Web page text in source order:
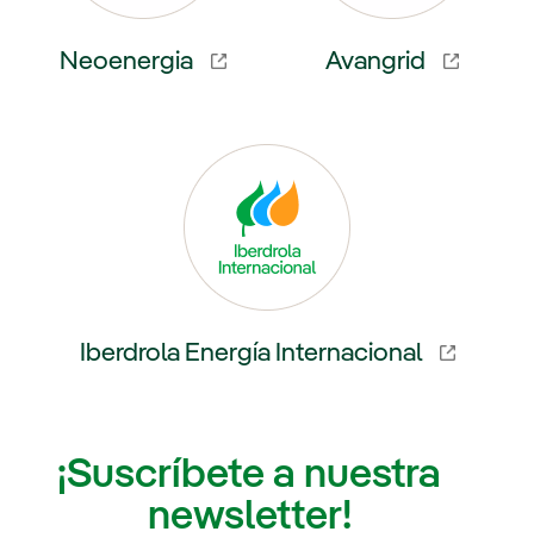
Neoenergia
se abre en ventana nueva.
Avangrid
Enlace externo, se abre en
Iberdrola Energía Internacional
¡Suscríbete a nuestra
newsletter!